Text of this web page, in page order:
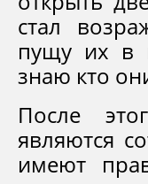
стал
пущу их в
знаю кто
После
являются
имеют